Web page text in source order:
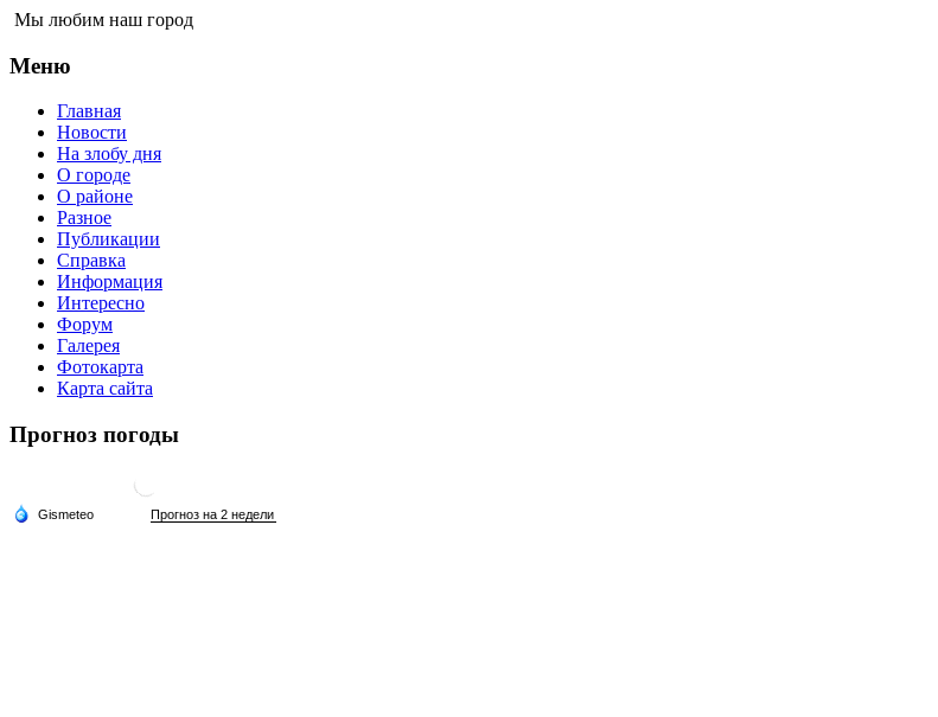
Мы любим наш город
Меню
Главная
Новости
На злобу дня
О городе
О районе
Разное
Публикации
Справка
Информация
Интересно
Форум
Галерея
Фотокарта
Карта сайта
Прогноз погоды